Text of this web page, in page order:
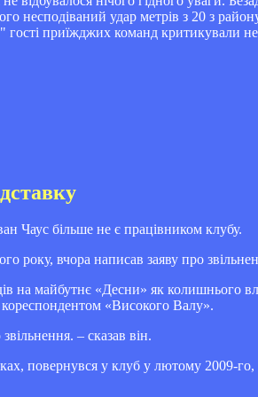
несподіваний удар метрів з 20 з
гості приїжджих команд
Чаус більше не є працівником клубу.
року, вчора написав заяву про
на майбутнє «Десни» як колишнього
«Високого Валу».
– сказав він.
повернувся у клуб у лютому 2009-